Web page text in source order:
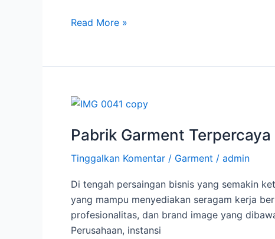
Perusahaan
Read More »
Pabrik Garment
Tinggalkan Komentar / Garment / admin
Di tengah persaingan bisnis yang semakin
yang mampu menyediakan seragam kerja
profesionalitas, dan brand image yang
Perusahaan, instansi
Pabrik
Terpercaya
Seragam
Kerja
Jaya